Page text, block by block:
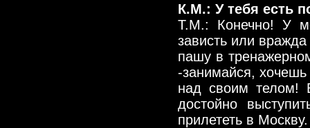
К.М.: У тебя есть
Т.М.: Конечно! У
зависть или
пашу в
-занимайся,
над своим телом!
достойно
прилететь в